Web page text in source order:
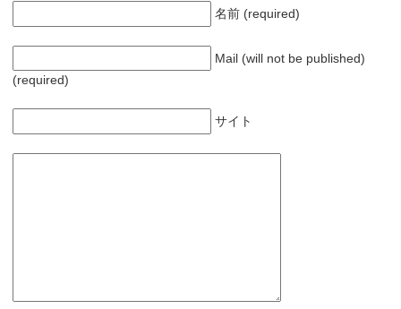
名前 (required)
Mail (will not be published)
(required)
サイト